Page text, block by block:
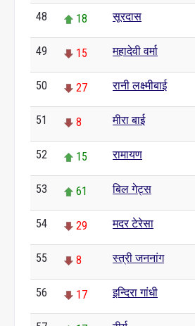
48 18 सूरदास
49 15 महादेवी वर्मा
50 27 रानी लक्ष्मीबाई
51 8 मीरा बाई
52 15 रामायण
53 61 बिल गेट्स
54 29 मदर टेरेसा
55 8 स्त्री जननांग
56 17 इन्दिरा गांधी